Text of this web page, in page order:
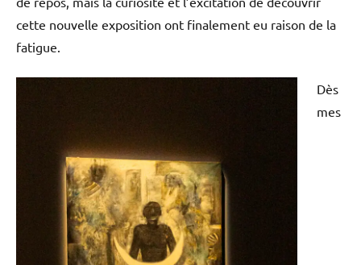
cette nouvelle exposition ont finalement eu raison de la
fatigue.
Dès
mes